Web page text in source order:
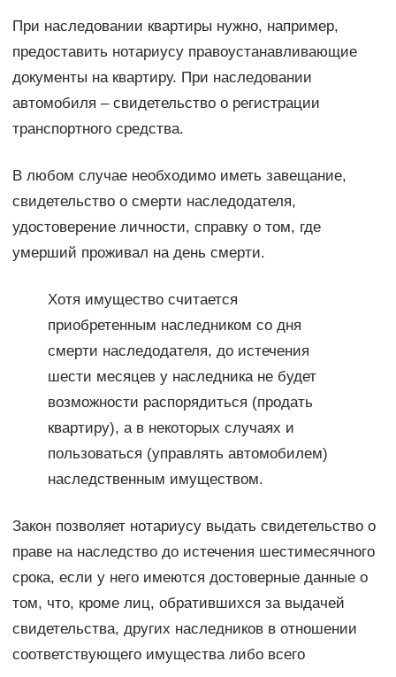
При наследовании квартиры нужно, например,
предоставить нотариусу правоустанавливающие
документы на квартиру. При наследовании
автомобиля – свидетельство о регистрации
транспортного средства.
В любом случае необходимо иметь завещание,
свидетельство о смерти наследодателя,
удостоверение личности, справку о том, где
умерший проживал на день смерти.
Хотя имущество считается
приобретенным наследником со дня
смерти наследодателя, до истечения
шести месяцев у наследника не будет
возможности распорядиться (продать
квартиру), а в некоторых случаях и
пользоваться (управлять автомобилем)
наследственным имуществом.
Закон позволяет нотариусу выдать свидетельство о
праве на наследство до истечения шестимесячного
срока, если у него имеются достоверные данные о
том, что, кроме лиц, обратившихся за выдачей
свидетельства, других наследников в отношении
соответствующего имущества либо всего